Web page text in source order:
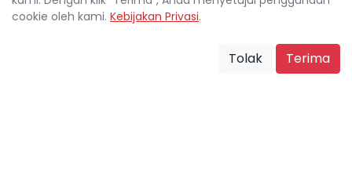
HONDA HR-V 1.5L SE
TOYOTA INNOVA 2.0L V
BENSIN AUTOMATIC 2021
cookie oleh kami. Kebijakan Privasi.
Tolak Terima